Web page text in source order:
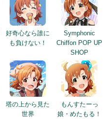
好奇心なら誰に
も負けない！
Symphonic
Chiffon POP UP
SHOP
塔の上から見た
世界
もんすたーっ
娘・めたもる！